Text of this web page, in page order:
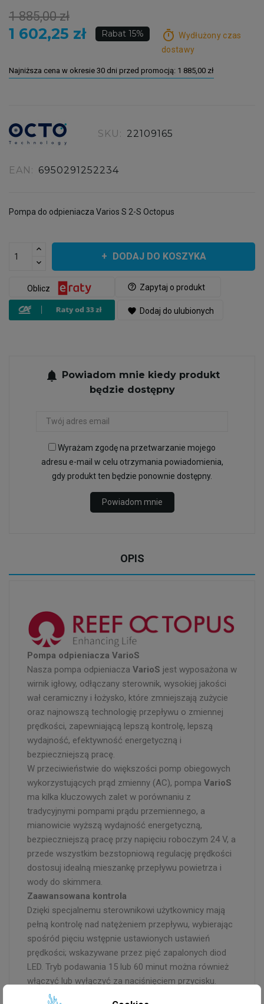
1 885,00 zł
1 602,25 zł Rabat 15% timer Wydłużony czas
dostawy
Najniższa cena w okresie 30 dni przed promocją: 1 885,00 zł
SKU: 22109165
EAN: 6950291252234
Pompa do odpieniacza Varios S 2-S Octopus
DODAJ DO KOSZYKA
help_outline Zapytaj o produkt
Oblicz
favorite Dodaj do ulubionych
notifications Powiadom mnie kiedy produkt
będzie dostępny
Wyrażam zgodę na przetwarzanie mojego
adresu e-mail w celu otrzymania powiadomienia,
gdy produkt ten będzie ponownie dostępny.
Powiadom mnie
OPIS
Pompa odpieniacza VarioS
Nasza pompa odpieniacza VarioS jest wyposażona w
wirnik igłowy, odłączany sterownik, wysokiej jakości
wał ceramiczny i łożysko, które zmniejszają zużycie
oraz najnowszą technologię przepływu o zmiennej
prędkości, zapewniającą lepszą kontrolę, lepszą
wydajność, efektywność energetyczną i
bezpieczniejszą pracę.
W przeciwieństwie do większości pomp obiegowych
wykorzystujących prąd zmienny (AC), pompa VarioS
ma kilka kluczowych zalet w porównaniu z
tradycyjnymi pompami prądu przemiennego, a
mianowicie wyższą wydajność energetyczną,
bezpieczniejszą pracę przy napięciu roboczym 24 V, a
przede wszystkim bezstopniową regulację prędkości
dostosuj idealną mieszankę przepływu powietrza i
wody do skimmera.
Zaawansowana kontrola
Dzięki specjalnemu sterownikowi użytkownicy mają
pełną kontrolę nad natężeniem przepływu, wybierając
spośród pięciu wstępnie ustawionych ustawień
prędkości; wskazywane przez pięć zapalonych diod
LED. Tryb podawania 15 lub 60 minut można również
włączyć lub wyłączyć za naciśnięciem przycisku.
Ponadto obrotowa spirala pozwala użytkownikowi